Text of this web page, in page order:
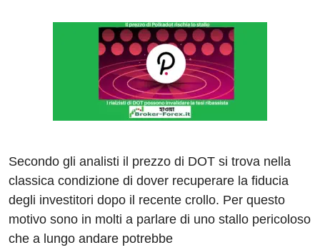
Secondo gli analisti il prezzo di DOT si trova nella
classica condizione di dover recuperare la fiducia
degli investitori dopo il recente crollo. Per questo
motivo sono in molti a parlare di uno stallo pericoloso
che a lungo andare potrebbe